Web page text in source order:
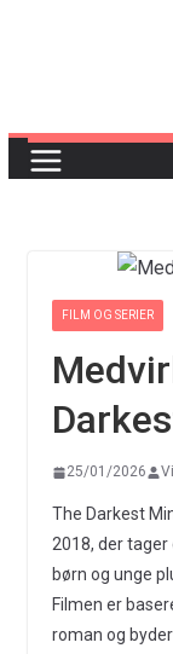
FILM OG SERIER
25/01/2026
The Darkest
2018, der
børn og unge
Filmen er
roman og